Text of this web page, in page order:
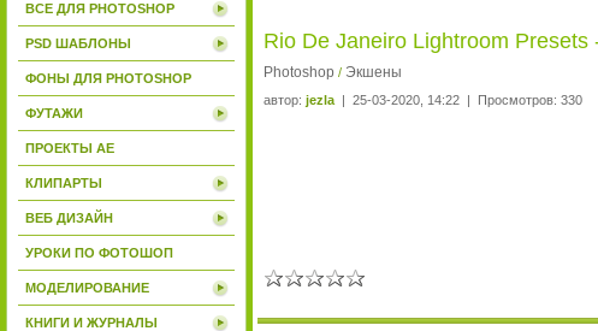
ВСЕ ДЛЯ PHOTOSHOP
PSD ШАБЛОНЫ
ФОНЫ ДЛЯ PHOTOSHOP
ФУТАЖИ
ПРОЕКТЫ AE
КЛИПАРТЫ
ВЕБ ДИЗАЙН
УРОКИ ПО ФОТОШОП
МОДЕЛИРОВАНИЕ
КНИГИ И ЖУРНАЛЫ
Rio De Janeiro Lightroom
Photoshop / Экшены
автор: jezla | 25-03-2020, 14:22 | Просмотров: 330